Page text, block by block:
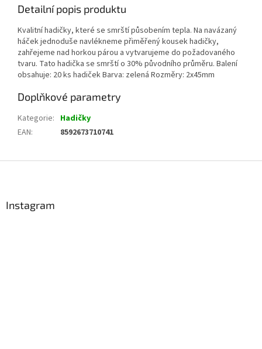
Detailní popis produktu
Kvalitní hadičky, které se smrští působením tepla. Na navázaný
háček jednoduše navlékneme přiměřený kousek hadičky,
zahřejeme nad horkou párou a vytvarujeme do požadovaného
tvaru. Tato hadička se smrští o 30% původního průměru. Balení
obsahuje: 20 ks hadiček Barva: zelená Rozměry: 2x45mm
Doplňkové parametry
Kategorie: Hadičky
EAN: 8592673710741
Instagram